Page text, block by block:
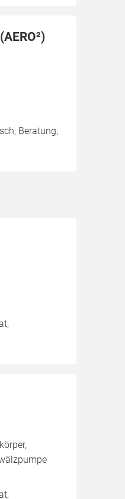
Beratung,